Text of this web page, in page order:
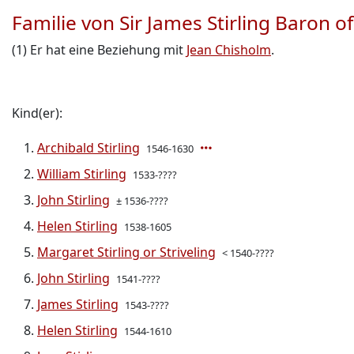
Familie von Sir James Stirling Baron
(1) Er hat eine Beziehung mit Jean Chisholm.
Kind(er):
Archibald Stirling 1546-1630
William Stirling 1533-????
John Stirling ± 1536-????
Helen Stirling 1538-1605
Margaret Stirling or Striveling < 1540-????
John Stirling 1541-????
James Stirling 1543-????
Helen Stirling 1544-1610